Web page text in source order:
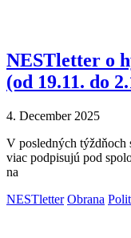
NESTletter o
(od 19.11. do
4. December 2025
V posledných týždňoch
viac podpisujú pod
na
NESTletter Obrana